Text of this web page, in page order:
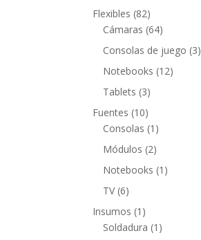
producto
Flexibles 8282
productos
Cámaras 6464
productos
Consolas de juego 33
Notebooks 1212
Tablets 33
productos
Fuentes 1010
productos
Consolas 1 1
producto
Módulos 22
productos
Notebooks 1 1
TV 66
productos
Insumos 1 1
producto
Soldadura 1 1